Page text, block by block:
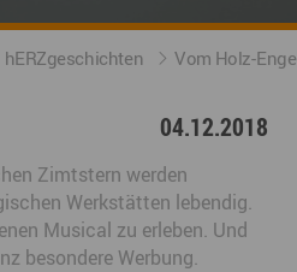
hERZgeschichten Vom Holz-
04.12.2018
Zimtstern werden
Werkstätten lebendig.
Musical zu erleben. Und
besondere Werbung.